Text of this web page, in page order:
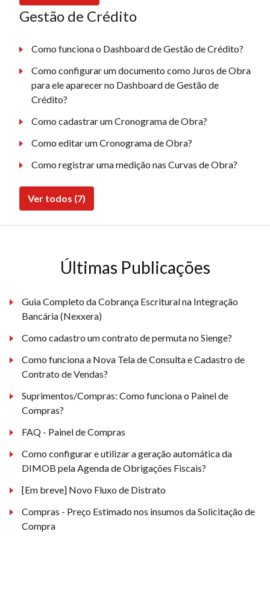
Gestão de Crédito
Como funciona o Dashboard de Gestão de Crédito?
Como configurar um documento como Juros de Obra
para ele aparecer no Dashboard de Gestão de
Crédito?
Como cadastrar um Cronograma de Obra?
Como editar um Cronograma de Obra?
Como registrar uma medição nas Curvas de Obra?
Ver todos (7)
Últimas Publicações
Guia Completo da Cobrança Escritural na Integração
Bancária (Nexxera)
Como cadastro um contrato de permuta no Sienge?
Como funciona a Nova Tela de Consulta e Cadastro de
Contrato de Vendas?
Suprimentos/Compras: Como funciona o Painel de
Compras?
FAQ - Painel de Compras
Como configurar e utilizar a geração automática da
DIMOB pela Agenda de Obrigações Fiscais?
[Em breve] Novo Fluxo de Distrato
Compras - Preço Estimado nos insumos da Solicitação de
Compra